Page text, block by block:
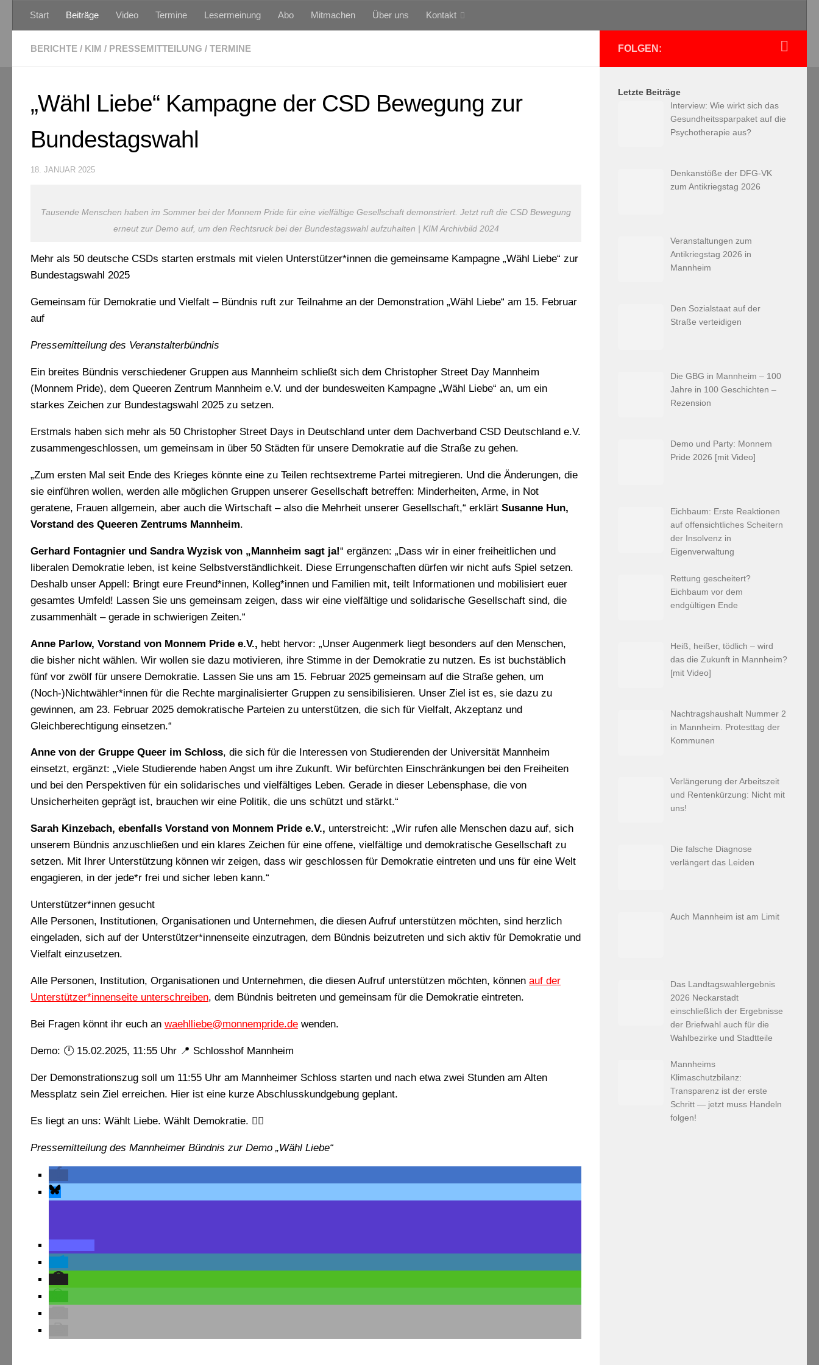
Zum Inhalt springen
Start Beiträge Video Termine Lesermeinung Abo Mitmachen Über uns Kontakt
BERICHTE / KIM / PRESSEMITTEILUNG / TERMINE
„Wähl Liebe“ Kampagne der CSD Bewegung zur
Bundestagswahl
18. JANUAR 2025
Tausende Menschen haben im Sommer bei der Monnem Pride für eine vielfältige Gesellschaft demonstriert. Jetzt ruft die CSD Bewegung
erneut zur Demo auf, um den Rechtsruck bei der Bundestagswahl aufzuhalten | KIM Archivbild 2024
Mehr als 50 deutsche CSDs starten erstmals mit vielen Unterstützer*innen die gemeinsame Kampagne „Wähl Liebe“ zur
Bundestagswahl 2025
Gemeinsam für Demokratie und Vielfalt – Bündnis ruft zur Teilnahme an der Demonstration „Wähl Liebe“ am 15. Februar
auf
Pressemitteilung des Veranstalterbündnis
Ein breites Bündnis verschiedener Gruppen aus Mannheim schließt sich dem Christopher Street Day Mannheim
(Monnem Pride), dem Queeren Zentrum Mannheim e.V. und der bundesweiten Kampagne „Wähl Liebe“ an, um ein
starkes Zeichen zur Bundestagswahl 2025 zu setzen.
Erstmals haben sich mehr als 50 Christopher Street Days in Deutschland unter dem Dachverband CSD Deutschland e.V.
zusammengeschlossen, um gemeinsam in über 50 Städten für unsere Demokratie auf die Straße zu gehen.
„Zum ersten Mal seit Ende des Krieges könnte eine zu Teilen rechtsextreme Partei mitregieren. Und die Änderungen, die
sie einführen wollen, werden alle möglichen Gruppen unserer Gesellschaft betreffen: Minderheiten, Arme, in Not
geratene, Frauen allgemein, aber auch die Wirtschaft – also die Mehrheit unserer Gesellschaft,“ erklärt Susanne Hun,
Vorstand des Queeren Zentrums Mannheim.
Gerhard Fontagnier und Sandra Wyzisk von „Mannheim sagt ja!“ ergänzen: „Dass wir in einer freiheitlichen und
liberalen Demokratie leben, ist keine Selbstverständlichkeit. Diese Errungenschaften dürfen wir nicht aufs Spiel setzen.
Deshalb unser Appell: Bringt eure Freund*innen, Kolleg*innen und Familien mit, teilt Informationen und mobilisiert euer
gesamtes Umfeld! Lassen Sie uns gemeinsam zeigen, dass wir eine vielfältige und solidarische Gesellschaft sind, die
zusammenhält – gerade in schwierigen Zeiten.“
Anne Parlow, Vorstand von Monnem Pride e.V., hebt hervor: „Unser Augenmerk liegt besonders auf den Menschen,
die bisher nicht wählen. Wir wollen sie dazu motivieren, ihre Stimme in der Demokratie zu nutzen. Es ist buchstäblich
fünf vor zwölf für unsere Demokratie. Lassen Sie uns am 15. Februar 2025 gemeinsam auf die Straße gehen, um
(Noch-)Nichtwähler*innen für die Rechte marginalisierter Gruppen zu sensibilisieren. Unser Ziel ist es, sie dazu zu
gewinnen, am 23. Februar 2025 demokratische Parteien zu unterstützen, die sich für Vielfalt, Akzeptanz und
Gleichberechtigung einsetzen.“
Anne von der Gruppe Queer im Schloss, die sich für die Interessen von Studierenden der Universität Mannheim
einsetzt, ergänzt: „Viele Studierende haben Angst um ihre Zukunft. Wir befürchten Einschränkungen bei den Freiheiten
und bei den Perspektiven für ein solidarisches und vielfältiges Leben. Gerade in dieser Lebensphase, die von
Unsicherheiten geprägt ist, brauchen wir eine Politik, die uns schützt und stärkt.“
Sarah Kinzebach, ebenfalls Vorstand von Monnem Pride e.V., unterstreicht: „Wir rufen alle Menschen dazu auf, sich
unserem Bündnis anzuschließen und ein klares Zeichen für eine offene, vielfältige und demokratische Gesellschaft zu
setzen. Mit Ihrer Unterstützung können wir zeigen, dass wir geschlossen für Demokratie eintreten und uns für eine Welt
engagieren, in der jede*r frei und sicher leben kann.“
Unterstützer*innen gesucht
Alle Personen, Institutionen, Organisationen und Unternehmen, die diesen Aufruf unterstützen möchten, sind herzlich
eingeladen, sich auf der Unterstützer*innenseite einzutragen, dem Bündnis beizutreten und sich aktiv für Demokratie und
Vielfalt einzusetzen.
Alle Personen, Institution, Organisationen und Unternehmen, die diesen Aufruf unterstützen möchten, können auf der
Unterstützer*innenseite unterschreiben, dem Bündnis beitreten und gemeinsam für die Demokratie eintreten.
Bei Fragen könnt ihr euch an waehlliebe@monnempride.de wenden.
Demo: 🕛15.02.2025, 11:55 Uhr 📍 Schlosshof Mannheim
Der Demonstrationszug soll um 11:55 Uhr am Mannheimer Schloss starten und nach etwa zwei Stunden am Alten
Messplatz sein Ziel erreichen. Hier ist eine kurze Abschlusskundgebung geplant.
Es liegt an uns: Wählt Liebe. Wählt Demokratie. 🏳️
Pressemitteilung des Mannheimer Bündnis zur Demo „Wähl Liebe“
FOLGEN:
Letzte Beiträge
Interview: Wie wirkt sich das
Gesundheitssparpaket auf die
Psychotherapie aus?
Denkanstöße der DFG-VK
zum Antikriegstag 2026
Veranstaltungen zum
Antikriegstag 2026 in
Mannheim
Den Sozialstaat auf der
Straße verteidigen
Die GBG in Mannheim – 100
Jahre in 100 Geschichten –
Rezension
Demo und Party: Monnem
Pride 2026 [mit Video]
Eichbaum: Erste Reaktionen
auf offensichtliches Scheitern
der Insolvenz in
Eigenverwaltung
Rettung gescheitert?
Eichbaum vor dem
endgültigen Ende
Heiß, heißer, tödlich – wird
das die Zukunft in Mannheim?
[mit Video]
Nachtragshaushalt Nummer 2
in Mannheim. Protesttag der
Kommunen
Verlängerung der Arbeitszeit
und Rentenkürzung: Nicht mit
uns!
Die falsche Diagnose
verlängert das Leiden
Auch Mannheim ist am Limit
Das Landtagswahlergebnis
2026 Neckarstadt
einschließlich der Ergebnisse
der Briefwahl auch für die
Wahlbezirke und Stadtteile
Mannheims
Klimaschutzbilanz:
Transparenz ist der erste
Schritt — jetzt muss Handeln
folgen!